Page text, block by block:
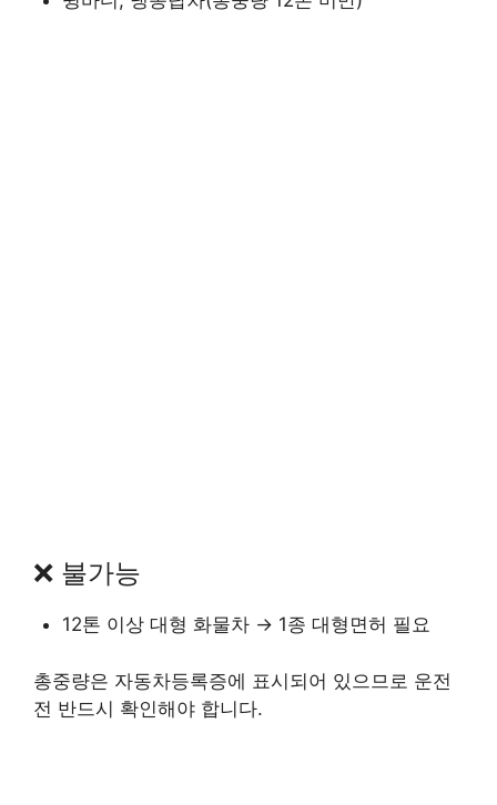
❌ 불가능
12톤 이상 대형 화물차 → 1종 대형면허 필요
총중량은 자동차등록증에 표시되어 있으므로 운전
전 반드시 확인해야 합니다.